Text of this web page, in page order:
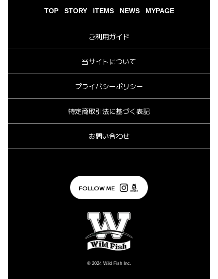
TOP STORY ITEMS NEWS MYPAGE
ご利用ガイド
当サイトについて
プライバシーポリシー
特定商取引法に基づく表記
お問い合わせ
FOLLOW ME
© 2024 Wild Fish Inc.